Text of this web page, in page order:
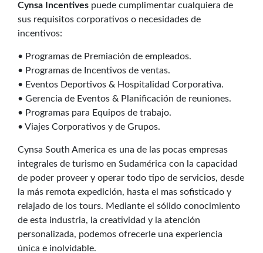
Cynsa Incentives puede cumplimentar cualquiera de
sus requisitos corporativos o necesidades de
incentivos:
• Programas de Premiación de empleados.
• Programas de Incentivos de ventas.
• Eventos Deportivos & Hospitalidad Corporativa.
• Gerencia de Eventos & Planificación de reuniones.
• Programas para Equipos de trabajo.
• Viajes Corporativos y de Grupos.
Cynsa South America es una de las pocas empresas
integrales de turismo en Sudamérica con la capacidad
de poder proveer y operar todo tipo de servicios, desde
la más remota expedición, hasta el mas sofisticado y
relajado de los tours. Mediante el sólido conocimiento
de esta industria, la creatividad y la atención
personalizada, podemos ofrecerle una experiencia
única e inolvidable.